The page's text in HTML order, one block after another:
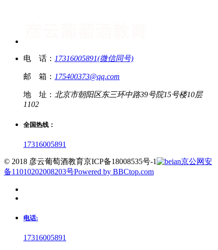
电 话： 17316005891(微信同号)
邮 箱： 175400373@qq.com
地 址： 北京市朝阳区东三环中路39号院15号楼10层
1102
全国热线：
17316005891
© 2018 彦云葡萄酒教育京ICP备18008535号-1
京公网安
备11010202008203号Powered by BBCtop.com
电话:
17316005891